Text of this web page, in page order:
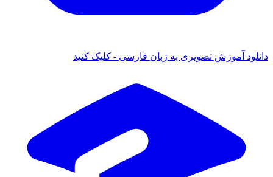
دانلود آموزش تصویری به زبان فارسی - کلیک کنید